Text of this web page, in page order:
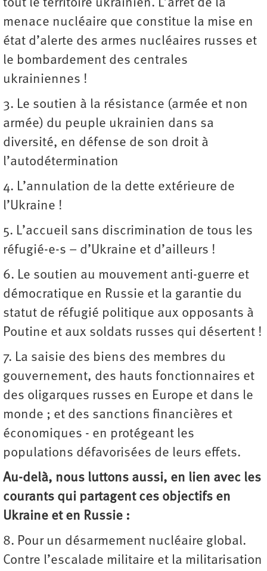
tout le territoire ukrainien. L’arrêt de la
menace nucléaire que constitue la mise en
état d’alerte des armes nucléaires russes et
le bombardement des centrales
ukrainiennes !
3. Le soutien à la résistance (armée et non
armée) du peuple ukrainien dans sa
diversité, en défense de son droit à
l’autodétermination
4. L’annulation de la dette extérieure de
l’Ukraine !
5. L’accueil sans discrimination de tous les
réfugié-e-s – d’Ukraine et d’ailleurs !
6. Le soutien au mouvement anti-guerre et
démocratique en Russie et la garantie du
statut de réfugié politique aux opposants à
Poutine et aux soldats russes qui désertent !
7. La saisie des biens des membres du
gouvernement, des hauts fonctionnaires et
des oligarques russes en Europe et dans le
monde ; et des sanctions financières et
économiques - en protégeant les
populations défavorisées de leurs effets.
Au-delà, nous luttons aussi, en lien avec les
courants qui partagent ces objectifs en
Ukraine et en Russie :
8. Pour un désarmement nucléaire global.
Contre l’escalade militaire et la militarisation